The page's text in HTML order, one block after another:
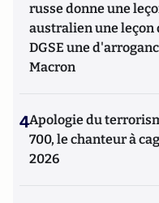
russe donne une
australien une leçon
DGSE une
Macron
4Apologie du
700, le chanteur à
2026